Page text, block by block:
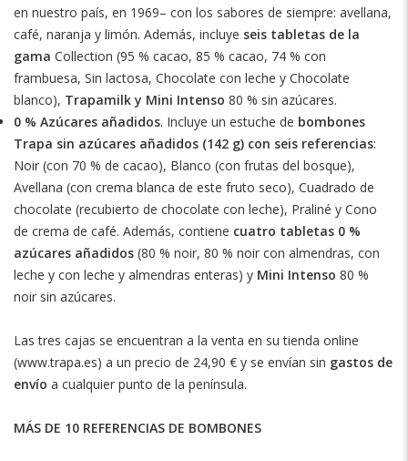
en nuestro país, en 1969– con los sabores de siempre: avellana,
café, naranja y limón. Además, incluye seis tabletas de la
gama Collection (95 % cacao, 85 % cacao, 74 % con
frambuesa, Sin lactosa, Chocolate con leche y Chocolate
blanco), Trapamilk y Mini Intenso 80 % sin azúcares.
0 % Azúcares añadidos. Incluye un estuche de bombones
Trapa sin azúcares añadidos (142 g) con seis referencias:
Noir (con 70 % de cacao), Blanco (con frutas del bosque),
Avellana (con crema blanca de este fruto seco), Cuadrado de
chocolate (recubierto de chocolate con leche), Praliné y Cono
de crema de café. Además, contiene cuatro tabletas 0 %
azúcares añadidos (80 % noir, 80 % noir con almendras, con
leche y con leche y almendras enteras) y Mini Intenso 80 %
noir sin azúcares.
Las tres cajas se encuentran a la venta en su tienda online
(www.trapa.es) a un precio de 24,90 € y se envían sin gastos de
envío a cualquier punto de la península.
MÁS DE 10 REFERENCIAS DE BOMBONES